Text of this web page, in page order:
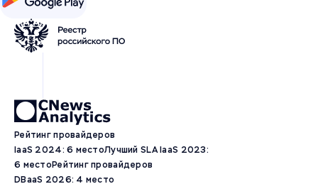
Рейтинг провайдеров
IaaS 2024: 6 местоЛучший SLA IaaS 2023:
6 местоРейтинг провайдеров
DBaaS 2026: 4 место